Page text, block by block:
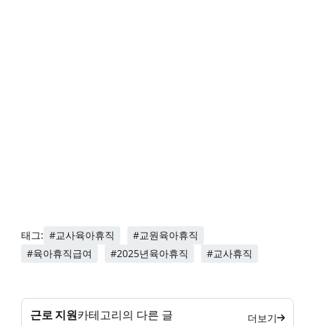
태그: #교사육아휴직
#교원육아휴직
#육아휴직급여
#2025년육아휴직 #교사휴직
근로 지원카테고리의 다른 글 더보기